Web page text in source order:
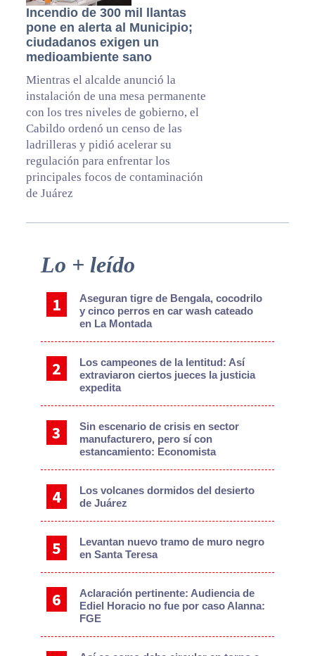
Incendio de 300 mil llantas
pone en alerta al Municipio;
ciudadanos exigen un
medioambiente sano
Mientras el alcalde anunció la
instalación de una mesa permanente
con los tres niveles de gobierno, el
Cabildo ordenó un censo de las
ladrilleras y pidió acelerar su
regulación para enfrentar los
principales focos de contaminación
de Juárez
Primary
Lo + leído
Aseguran tigre de Bengala, cocodrilo
y cinco perros en car wash cateado
en La Montada
Los campeones de la lentitud: Así
extraviaron ciertos jueces la justicia
expedita
Sin escenario de crisis en sector
manufacturero, pero sí con
estancamiento: Economista
Los volcanes dormidos del desierto
de Juárez
Levantan nuevo tramo de muro negro
en Santa Teresa
Aclaración pertinente: Audiencia de
Ediel Horacio no fue por caso Alanna:
FGE